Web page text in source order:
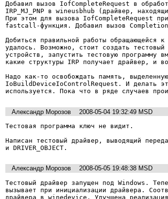
Добавил вызов IofCompleteRequest в
IRP_MJ_PNP в wineusbhub (драйвер,
При этом для вызова IofCompleteRequest
fastcall-функция. Добавил вызов
Добиться правильной работы обращающейся
удалось. Возможно, стоит создать
устройств, запустить тестовую программу
какие структуры IRP получает драйвер, и
Надо как-то освобождать память,
IoBuildDeviceIoControlRequest. И делать
Александр Морозов
2008-05-04 19:32:49 MSD
Тестовая программа ключ не видит.
Написан тестовый драйвер, выводящий
и DRIVER_OBJECT.
Александр Морозов
2008-05-05 19:48:38 MSD
Тестовый драйвер запущен под Windows.
вызывает при инициализации драйвера.
драйвера в winedevice. Улучшена